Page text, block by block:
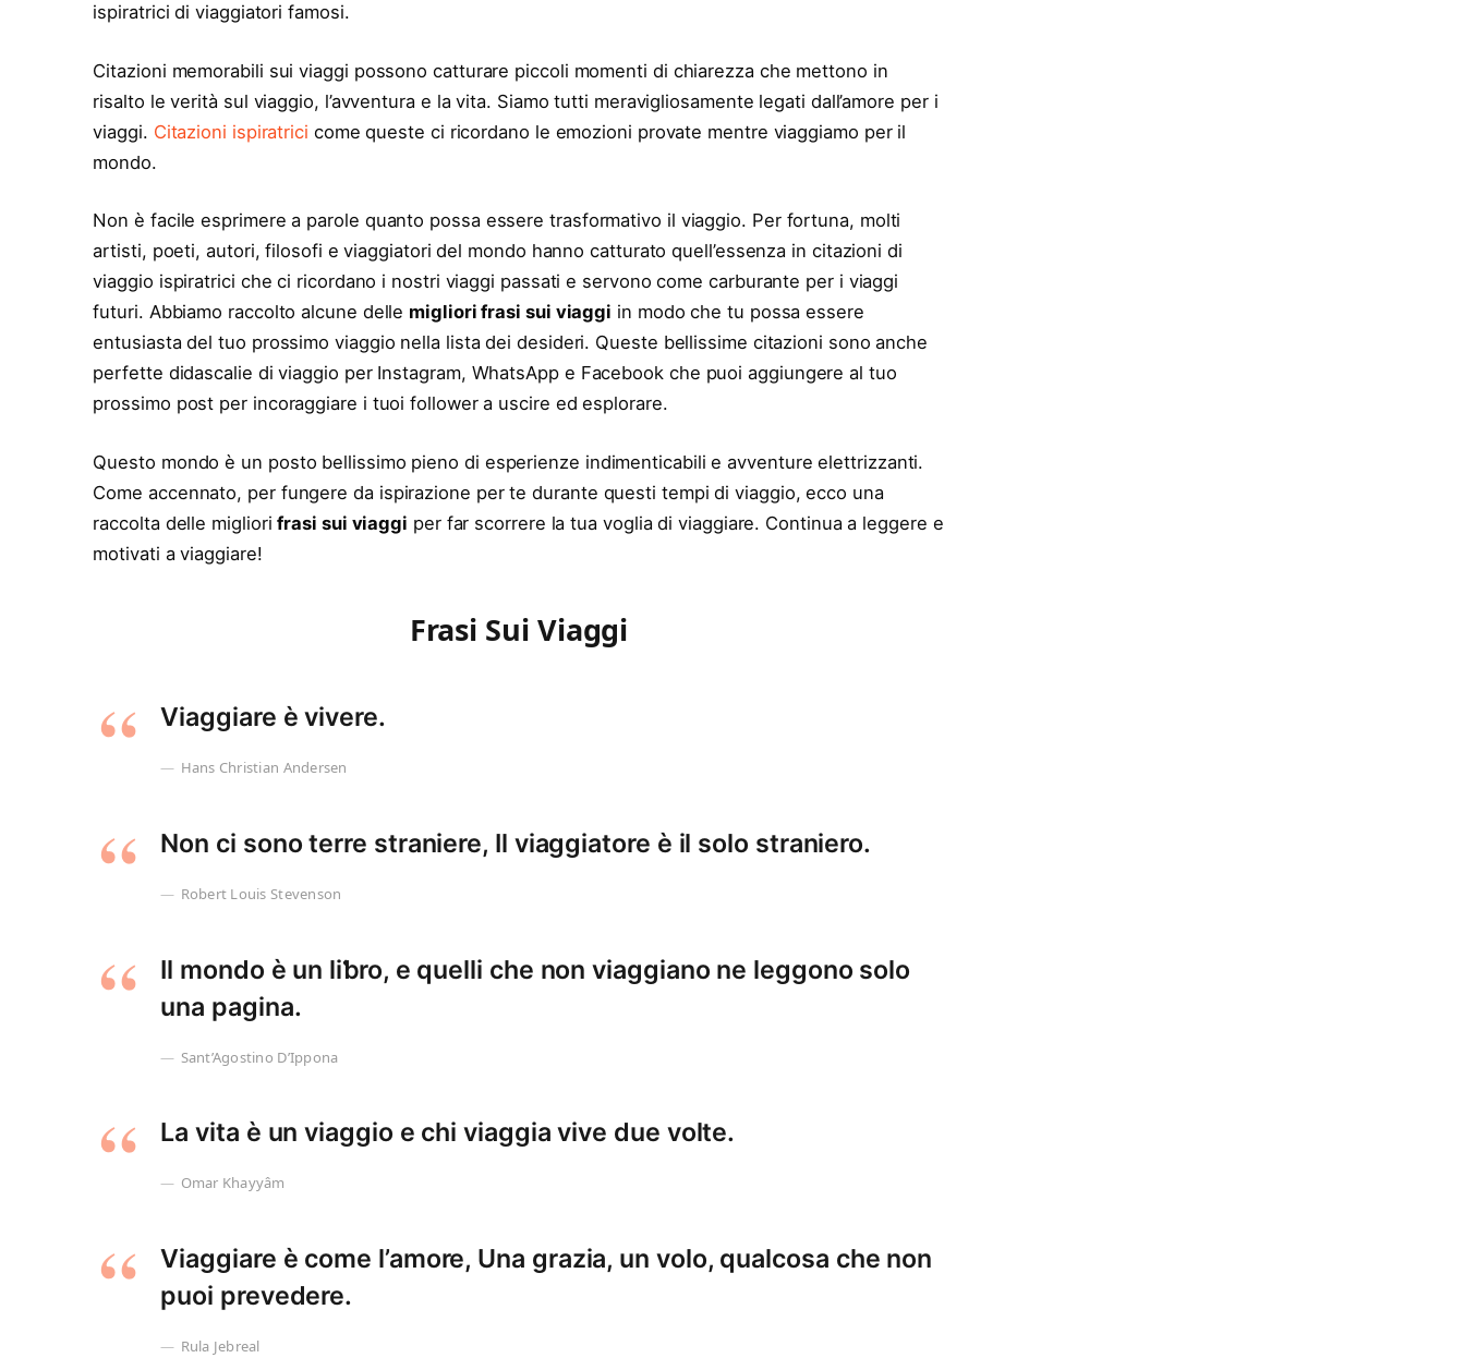
ispiratrici di viaggiatori famosi.
Citazioni memorabili sui viaggi possono catturare piccoli momenti di chiarezza che mettono in
risalto le verità sul viaggio, l’avventura e la vita. Siamo tutti meravigliosamente legati dall’amore per i
viaggi. Citazioni ispiratrici come queste ci ricordano le emozioni provate mentre viaggiamo per il
mondo.
Non è facile esprimere a parole quanto possa essere trasformativo il viaggio. Per fortuna, molti
artisti, poeti, autori, filosofi e viaggiatori del mondo hanno catturato quell’essenza in citazioni di
viaggio ispiratrici che ci ricordano i nostri viaggi passati e servono come carburante per i viaggi
futuri. Abbiamo raccolto alcune delle migliori frasi sui viaggi in modo che tu possa essere
entusiasta del tuo prossimo viaggio nella lista dei desideri. Queste bellissime citazioni sono anche
perfette didascalie di viaggio per Instagram, WhatsApp e Facebook che puoi aggiungere al tuo
prossimo post per incoraggiare i tuoi follower a uscire ed esplorare.
Questo mondo è un posto bellissimo pieno di esperienze indimenticabili e avventure elettrizzanti.
Come accennato, per fungere da ispirazione per te durante questi tempi di viaggio, ecco una
raccolta delle migliorifrasi sui viaggi per far scorrere la tua voglia di viaggiare. Continua a leggere e
motivati ​​a viaggiare!
Frasi Sui Viaggi
Viaggiare è vivere.
Hans Christian Andersen
Non ci sono terre straniere, Il viaggiatore è il solo straniero.
Robert Louis Stevenson
Il mondo è un liƅro, e quelli che non viaggiano ne leggono solo
una pagina.
Sant’Agostino D’Ippona
La vita è un viaggio e chi viaggia vive due volte.
Omar Khayyâm
Viaggiare è come l’amore, Una grazia, un volo, qualcosa che non
puoi prevedere.
Rula Jebreal